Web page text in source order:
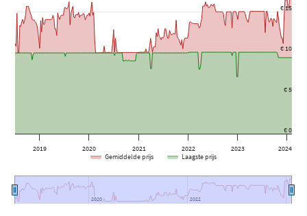
2019 2020 2021 2022 2023 2024
2020
2020 2022
2022
€ 0
€ 10
€ 5
€ 15
Gemiddelde prijs Laagste prijs